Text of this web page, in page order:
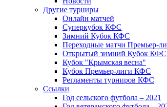
Другие турниры
Онлайн матчей
Суперкубок КФС
Зимний Кубок КФС
Переходные матчи Премьер-
Открытый зимний Кубок КФС
Кубок "Крымская весна"
Кубок Премьер-лиги КФС
Регламенты турниров КФС
Ссылки
Год сельского футбола – 2021